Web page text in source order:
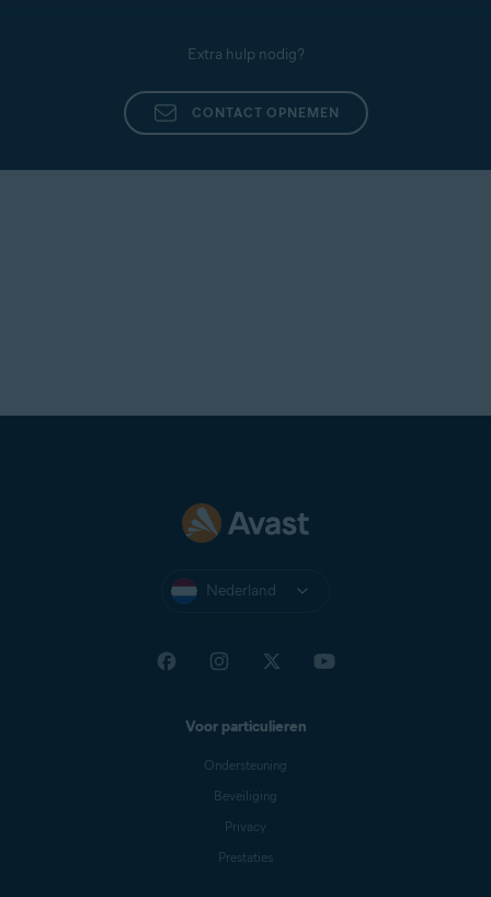
Extra hulp nodig?
CONTACT OPNEMEN
Nederland
Voor particulieren
Ondersteuning
Beveiliging
Privacy
Prestaties